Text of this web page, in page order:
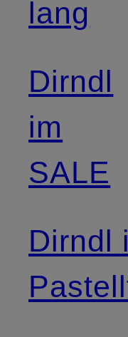
lang
Dirndl
im
SALE
Dirndl